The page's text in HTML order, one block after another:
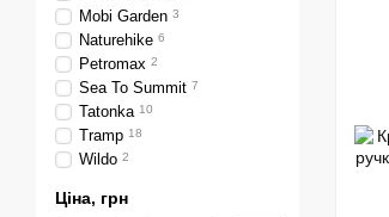
Mobi Garden 3
Naturehike 6
Petromax 2
Sea To Summit 7
Tatonka 10
Tramp 18
Wildo 2
Ціна, грн